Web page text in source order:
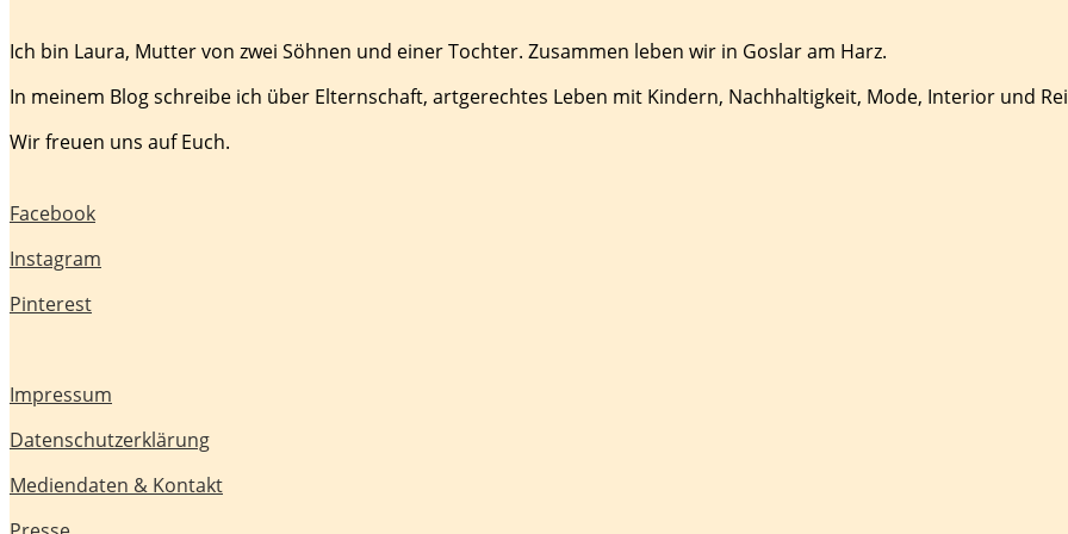
Ich bin Laura, Mutter von zwei Söhnen und einer Tochter. Zusammen leben wir in Goslar am Harz.
In meinem Blog schreibe ich über Elternschaft, artgerechtes Leben mit Kindern, Nachhaltigkeit, Mode, Interior und
Wir freuen uns auf Euch.
Facebook
Instagram
Pinterest
Impressum
Datenschutzerklärung
Mediendaten & Kontakt